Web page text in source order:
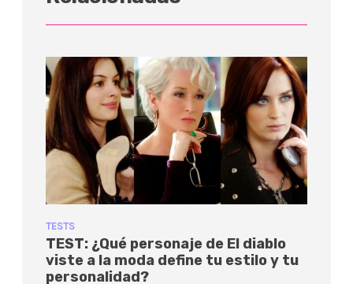
TESTS
TEST: ¿Qué personaje de El diablo
viste a la moda define tu estilo y tu
personalidad?